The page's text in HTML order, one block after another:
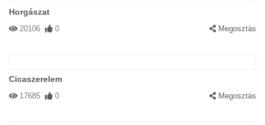
Horgászat
20106 0 Megosztás
Cicaszerelem
17685 0 Megosztás